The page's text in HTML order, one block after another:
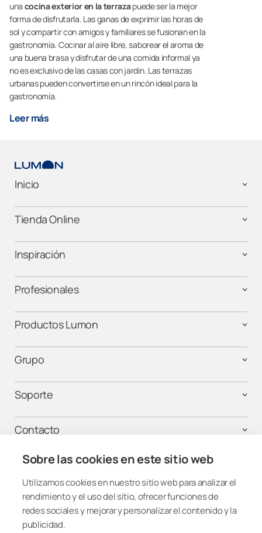
Sobre las cookies en este sitio web
Utilizamos cookies en nuestro sitio web para analizar el
rendimiento y el uso del sitio, ofrecer funciones de
redes sociales y mejorar y personalizar el contenido y la
publicidad.
una cocina exterior en la terrazapuede ser la mejor
forma de disfrutarla. Las ganas de exprimir las horas de
sol y compartir con amigos y familiares se fusionan en la
gastronomía. Cocinar al aire libre, saborear el aroma de
una buena brasa y disfrutar de una comida informal ya
no es exclusivo de las casas con jardín. Las terrazas
urbanas pueden convertirse en un rincón ideal para la
gastronomía.
Leer más
Inicio
Tienda Online
Inspiración
Profesionales
Productos Lumon
Grupo
Soporte
Contacto
¡Mantente conectado!